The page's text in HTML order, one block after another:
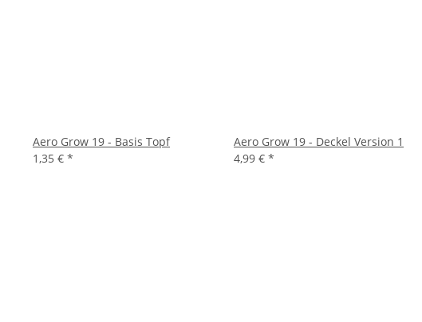
Aero Grow 19 - Basis Topf
1,35 € *
Aero Grow 19 - Deckel Version 1
4,99 € *